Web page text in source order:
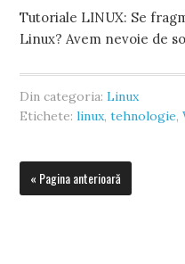
Tutoriale LINUX: Se
Linux? Avem nevoie de
Din categoria:Linux
Etichete:linux,tehnologie,
« Pagina anterioară